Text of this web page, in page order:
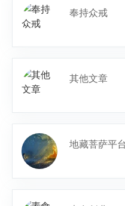
奉持众戒
其他文章
地藏菩萨平台